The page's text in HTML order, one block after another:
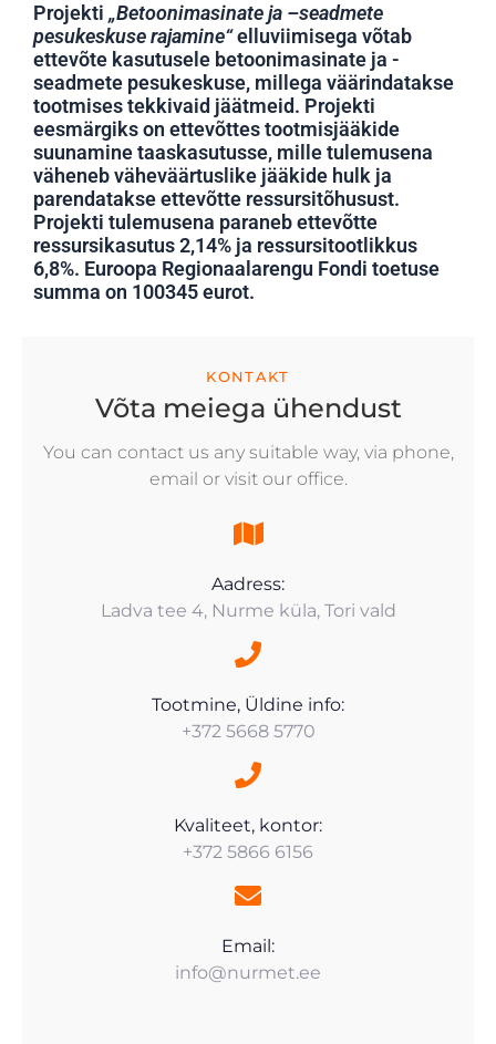
Projekti „Betoonimasinate ja –seadmete
pesukeskuse rajamine“elluviimisega võtab
ettevõte kasutusele betoonimasinate ja -
seadmete pesukeskuse, millega väärindatakse
tootmises tekkivaid jäätmeid. Projekti
eesmärgiks on ettevõttes tootmisjääkide
suunamine taaskasutusse, mille tulemusena
väheneb väheväärtuslike jääkide hulk ja
parendatakse ettevõtte ressursitõhusust.
Projekti tulemusena paraneb ettevõtte
ressursikasutus 2,14% ja ressursitootlikkus
6,8%. Euroopa Regionaalarengu Fondi toetuse
summa on 100345 eurot.
KONTAKT
Võta meiega ühendust
You can contact us any suitable way, via phone,
email or visit our office.
Aadress:
Ladva tee 4, Nurme küla, Tori vald
Tootmine, Üldine info:
+372 5668 5770
Kvaliteet, kontor:
+372 5866 6156
Email:
info@nurmet.ee